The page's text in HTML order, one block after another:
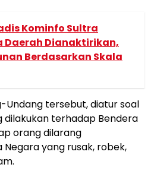
Kominfo Sultra
Daerah Dianaktirikan,
Berdasarkan Skala
Undang tersebut, diatur soal
dilakukan terhadap Bendera
orang dilarang
yang rusak, robek,